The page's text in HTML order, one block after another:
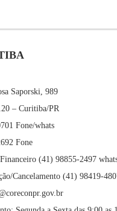
Saporski, 989
– Curitiba/PR
Fone/whats
Fone
(41) 98855-2497
Cancelamento (41) 98419-